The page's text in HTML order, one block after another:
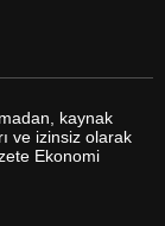
haber,
kaynak
ve izinsiz olarak
Ekonomi